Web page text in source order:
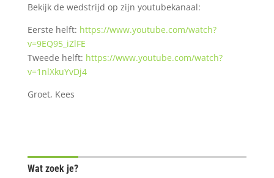
Bekijk de wedstrijd op zijn youtubekanaal:
Eerste helft: https://www.youtube.com/watch?
v=9EQ95_iZlFE
Tweede helft: https://www.youtube.com/watch?
v=1nlXkuYvDj4
Groet, Kees
Wat zoek je?